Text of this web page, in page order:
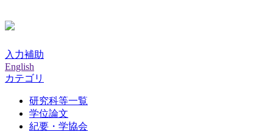
入力補助
English
カテゴリ
研究科等一覧
学位論文
紀要・学協会